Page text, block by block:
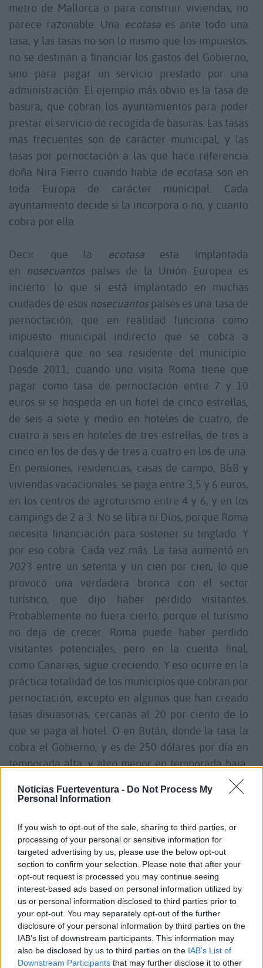
Noticias Fuerteventura - Do Not Process My
Personal Information
If you wish to opt-out of the sale, sharing to third parties, or
processing of your personal or sensitive information for
targeted advertising by us, please use the below opt-out
section to confirm your selection. Please note that after your
opt-out request is processed you may continue seeing
interest-based ads based on personal information utilized by
us or personal information disclosed to third parties prior to
your opt-out. You may separately opt-out of the further
disclosure of your personal information by third parties on the
IAB’s list of downstream participants. This information may
also be disclosed by us to third parties on the IAB’s List of
Downstream Participants that may further disclose it to other
metro de Mallorca o para construir viviendas, no
parece razonable. Una ecotasaes ante todo una
tasa, y las tasas no son lo mismo que los impuestos:
no se destinan a financiar los gastos del Gobierno,
sino para pagar un servicio prestado por una
administración. El ejemplo más obvio es la tasa de
basura, que cobran los ayuntamientos para poder
prestar el servicio de recogida de basuras. Las tasas
más frecuentes son de carácter municipal, y las
tasas por pernoctación a las que hace referencia
doña Nira Fierro cuando habla de ecotasa son en
toda Europa de carácter municipal. Cada
ayuntamiento decide si la incorpora o no, y cuanto
cobra por ella.
Decir que la ecotasaesta implantada
en nosecuantospaíses de la Unión Europea es
incierto: lo que si está implantado en muchas
ciudades de esos nosecuantospaíses es una tasa de
pernoctación, que en realidad funciona como
impuesto municipal indirecto que se cobra a
cualquiera que no sea residente del municipio.
Desde 2011, cuando uno visita Roma tiene que
pagar como tasa de pernoctación entre 7 y 10
euros si se hospeda en un hotel de cinco estrellas,
de seis a siete y medio en hoteles de cuatro, de
cuatro a seis en hoteles de tres estrellas, de tres a
cinco en los de dos y de tres a cuatro en los de una.
En pensiones, residencias, casas de campo, B&B y
viviendas vacacionales, se paga entre 3,5 y 6 euros,
en los centros de agroturismo entre 4 y 6, y en los
campings de 2 a 3. No se libra ni Dios, porque Roma
necesita financiación para sostener su tinglado. Y
por eso cobra. Cada vez más. La tasa aumentó en
2023 entre un setenta y un cien por cien, lo que
provocó una verdadera bronca con el sector
turístico, que dijo haber perdido visitantes.
Probablemente no fuera cierto, porque el turismo
no deja de crecer. Roma puede haber perdido
visitantes potenciales, pero en la cuenta final,
como Canarias, sigue creciendo. Y eso ocurre en la
práctica totalidad de los municipios que cobran por
pernoctación, excepto en algunos que han creado
tasas disuasorias, cercanas al 20 por ciento de lo
que se paga al hotel. O en Bután, donde la tasa la
cobra el Gobierno, y es de 250 dólares por día en
temporada alta, y algo menor en temporada baja.
¿Va alguien a Bután teniendo que pagar esa tasa?
Pues sí: en un país budista donde el Gobierno no
Felicidad Bruta), los turistas obtienen al pagar la
tasa algunos interesantes servicios, que incluyen
guía, alojamiento, comida y excursiones. O sea, que
hay modelos de todo tipo.
Y los hay, fundamentalmente, porque la tasa es un
sistema para obtener financiación extraordinaria
para las administraciones locales. Se trata, por
tanto, en la mayor parte de los casos, de un